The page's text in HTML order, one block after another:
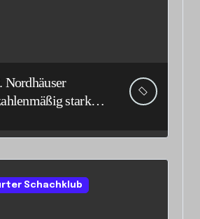
Nordhäuser
stark
Schachklub